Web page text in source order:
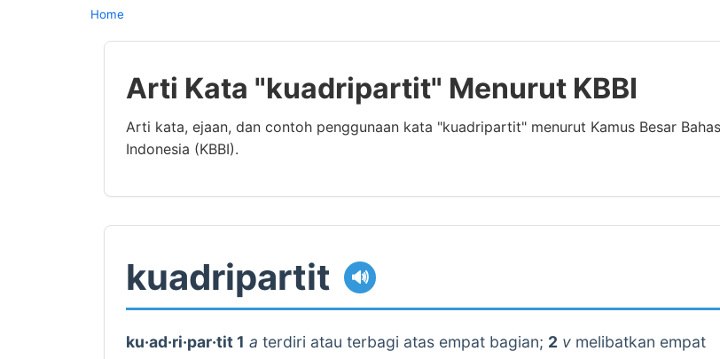
Home
Arti Kata "kuadripartit" Menurut KBBI
Arti kata, ejaan, dan contoh penggunaan kata "kuadripartit" menurut Kamus Besar
Indonesia (KBBI).
kuadripartit 🔊
ku·ad·ri·par·tit 1 a terdiri atau terbagi atas empat bagian; 2 v melibatkan empat